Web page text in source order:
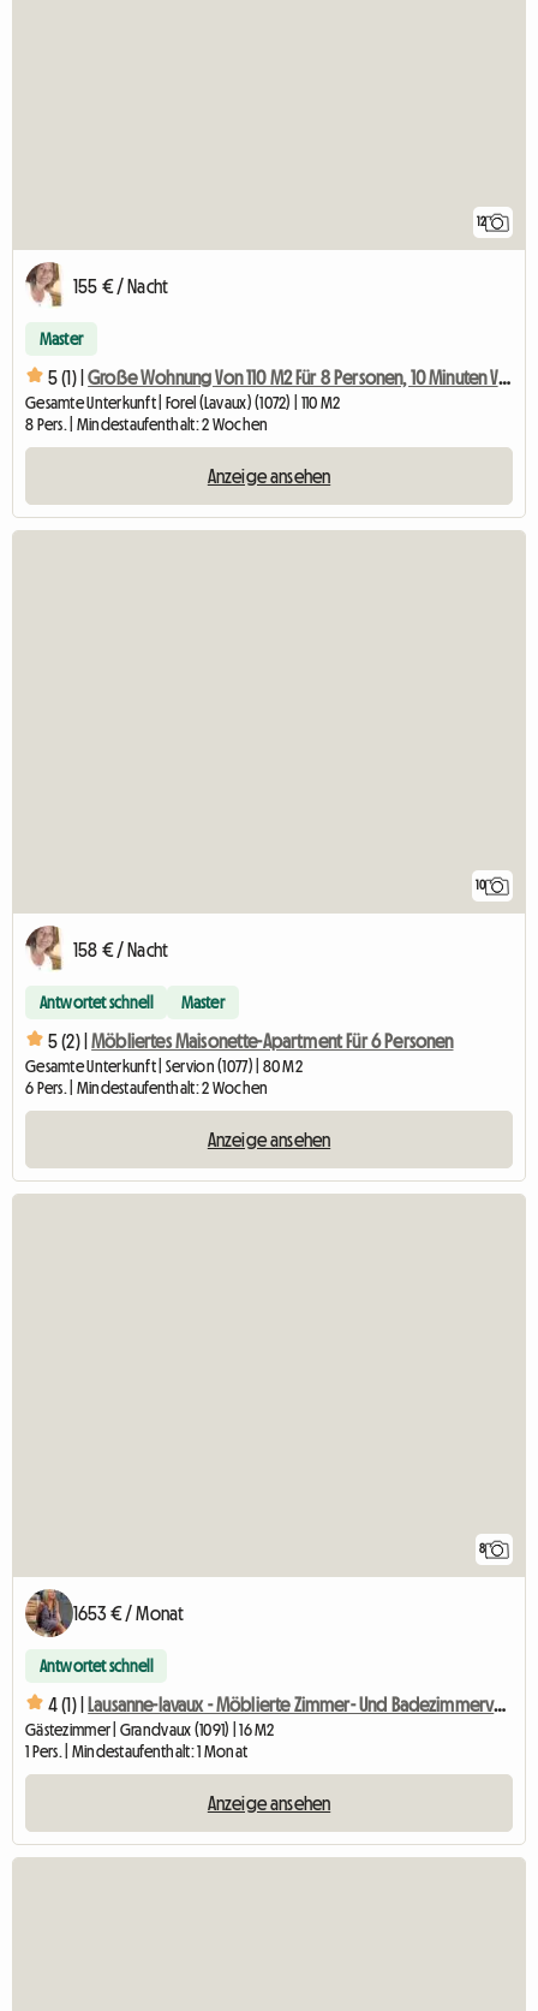
12
155 € / Nacht
Master
5 (1) | Große Wohnung Von 110 M2 Für 8 Personen, 10 Minuten Von Vevey Entfernt
Gesamte Unterkunft | Forel (Lavaux) (1072) | 110 M2
8 Pers. | Mindestaufenthalt: 2 Wochen
Anzeige ansehen
10
158 € / Nacht
Antwortet schnell Master
5 (2) | Möbliertes Maisonette-Apartment Für 6 Personen
Gesamte Unterkunft | Servion (1077) | 80 M2
6 Pers. | Mindestaufenthalt: 2 Wochen
Anzeige ansehen
8
1653 € / Monat
Antwortet schnell
4 (1) | Lausanne-lavaux - Möblierte Zimmer- Und Badezimmervermietung
Gästezimmer | Grandvaux (1091) | 16 M2
1 Pers. | Mindestaufenthalt: 1 Monat
Anzeige ansehen